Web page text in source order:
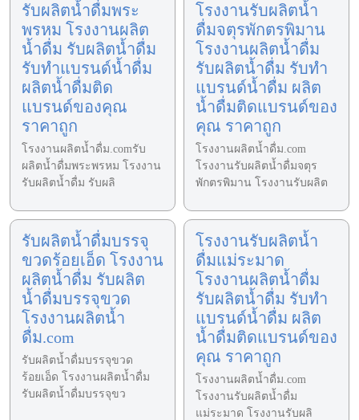
รับผลิตน้ำดื่มพระ
พรหม โรงงานผลิต
น้ำดื่ม รับผลิตน้ำดื่ม
รับทำแบรนด์น้ำดื่ม
ผลิตน้ำดื่มติด
แบรนด์ของคุณ
ราคาถูก
โรงงานผลิตน้ำดื่ม.comรับ
ผลิตน้ำดื่มพระพรหม โรงงาน
รับผลิตน้ำดื่ม รับผลิ
โรงงานรับผลิตน้ำ
ดื่มจตุรพักตรพิมาน
โรงงานผลิตน้ำดื่ม
รับผลิตน้ำดื่ม รับทำ
แบรนด์น้ำดื่ม ผลิต
น้ำดื่มติดแบรนด์ของ
คุณ ราคาถูก
โรงงานผลิตน้ำดื่ม.com
โรงงานรับผลิตน้ำดื่มจตุร
พักตรพิมาน โรงงานรับผลิต
รับผลิตน้ำดื่มบรรจุ
ขวดร้อยเอ็ด โรงงาน
ผลิตน้ำดื่ม รับผลิต
น้ำดื่มบรรจุขวด
โรงงานผลิตน้ำ
ดื่ม.com
รับผลิตน้ำดื่มบรรจุขวด
ร้อยเอ็ด โรงงานผลิตน้ำดื่ม
รับผลิตน้ำดื่มบรรจุขว
โรงงานรับผลิตน้ำ
ดื่มแม่ระมาด
โรงงานผลิตน้ำดื่ม
รับผลิตน้ำดื่ม รับทำ
แบรนด์น้ำดื่ม ผลิต
น้ำดื่มติดแบรนด์ของ
คุณ ราคาถูก
โรงงานผลิตน้ำดื่ม.com
โรงงานรับผลิตน้ำดื่ม
แม่ระมาด โรงงานรับผลิ